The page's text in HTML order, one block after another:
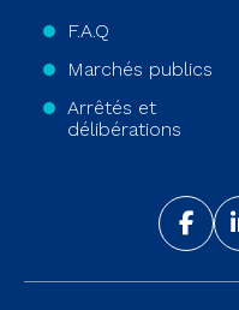
F.A.Q
Marchés publics
Arrêtés et
délibérations